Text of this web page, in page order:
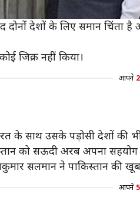
सलमान ने कहा कि सऊदी भारत
देशों के लिए समान चिंता
जिक्र नहीं किया।
आपने
के साथ उसके पड़ोसी देशों
को सऊदी अरब अपना सहयोग
सलमान ने पाकिस्तान की
आपने